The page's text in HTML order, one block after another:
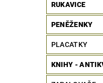
RUKAVICE
PENĚŽENKY
PLACATKY
KNIHY -